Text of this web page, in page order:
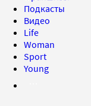
Подкасты
Видео
Life
Woman
Sport
Young